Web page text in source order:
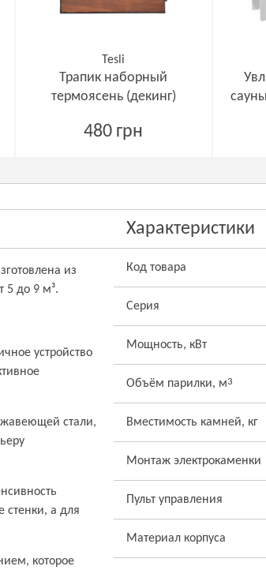
Tesli
Трапик наборный
термоясень (декинг)
480 грн
из
5 до 9 м³.
устройство
стали,
стенки, а для
которое
Характеристики
Код товара
Серия
Мощность, кВт
Объём парилки, м3
Вместимость камней, кг
Монтаж электрокаменки
Пульт управления
Материал корпуса